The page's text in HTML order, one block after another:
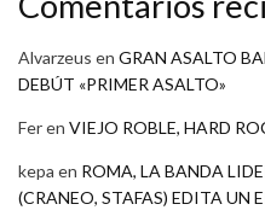
Alvarzeus en GRAN ASALTO
DEBÚT «PRIMER ASALTO»
Feren VIEJO ROBLE, HARD
kepa en ROMA, LA BANDA
(CRANEO, STAFAS) EDITA UN